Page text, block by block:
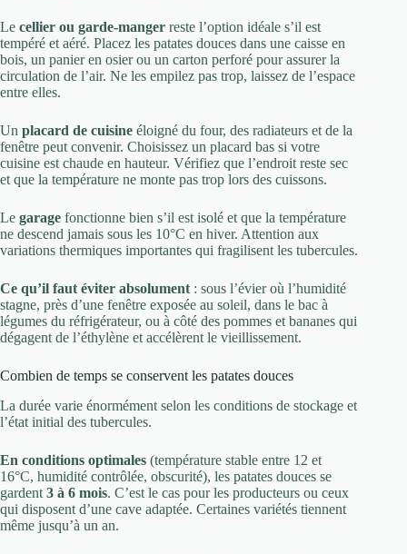
Le cellier ou garde-manger reste l’option idéale s’il est
tempéré et aéré. Placez les patates douces dans une caisse en
bois, un panier en osier ou un carton perforé pour assurer la
circulation de l’air. Ne les empilez pas trop, laissez de l’espace
entre elles.
Un placard de cuisine éloigné du four, des radiateurs et de la
fenêtre peut convenir. Choisissez un placard bas si votre
cuisine est chaude en hauteur. Vérifiez que l’endroit reste sec
et que la température ne monte pas trop lors des cuissons.
Le garage fonctionne bien s’il est isolé et que la température
ne descend jamais sous les 10°C en hiver. Attention aux
variations thermiques importantes qui fragilisent les tubercules.
Ce qu’il faut éviter absolument : sous l’évier où l’humidité
stagne, près d’une fenêtre exposée au soleil, dans le bac à
légumes du réfrigérateur, ou à côté des pommes et bananes qui
dégagent de l’éthylène et accélèrent le vieillissement.
Combien de temps se conservent les patates douces
La durée varie énormément selon les conditions de stockage et
l’état initial des tubercules.
En conditions optimales (température stable entre 12 et
16°C, humidité contrôlée, obscurité), les patates douces se
gardent 3 à 6 mois. C’est le cas pour les producteurs ou ceux
qui disposent d’une cave adaptée. Certaines variétés tiennent
même jusqu’à un an.